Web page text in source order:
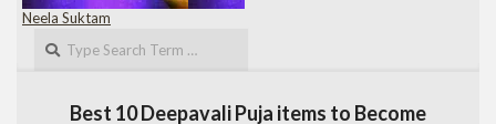
Neela Suktam
Best 10 Deepavali Puja items to Become